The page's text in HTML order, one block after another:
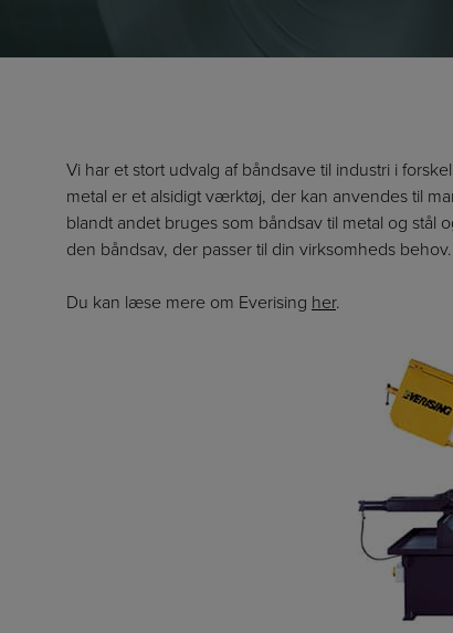
Vi har et stort udvalg af båndsave til industri i
metal er et alsidigt værktøj, der kan anvendes til
blandt andet bruges som båndsav til metal og
den båndsav, der passer til din virksomheds behov.
Du kan læse mere om Everising her.